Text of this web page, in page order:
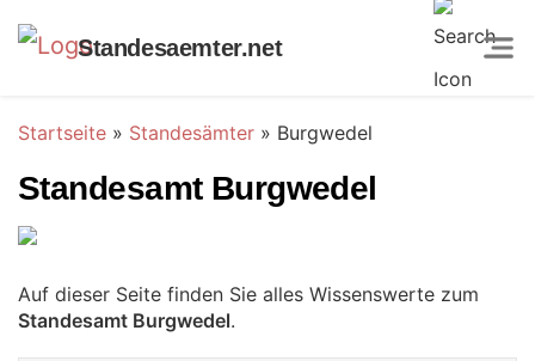
Standesaemter.net
Startseite » Standesämter » Burgwedel
Standesamt Burgwedel
Auf dieser Seite finden Sie alles Wissenswerte zum
Standesamt Burgwedel.